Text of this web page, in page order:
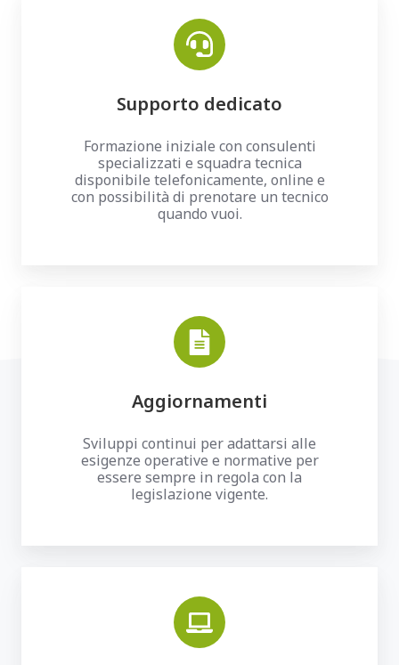
Supporto dedicato
Formazione iniziale con consulenti
specializzati e squadra tecnica
disponibile telefonicamente, online e
con possibilità di prenotare un tecnico
quando vuoi.
Aggiornamenti
Sviluppi continui per adattarsi alle
esigenze operative e normative per
essere sempre in regola con la
legislazione vigente.